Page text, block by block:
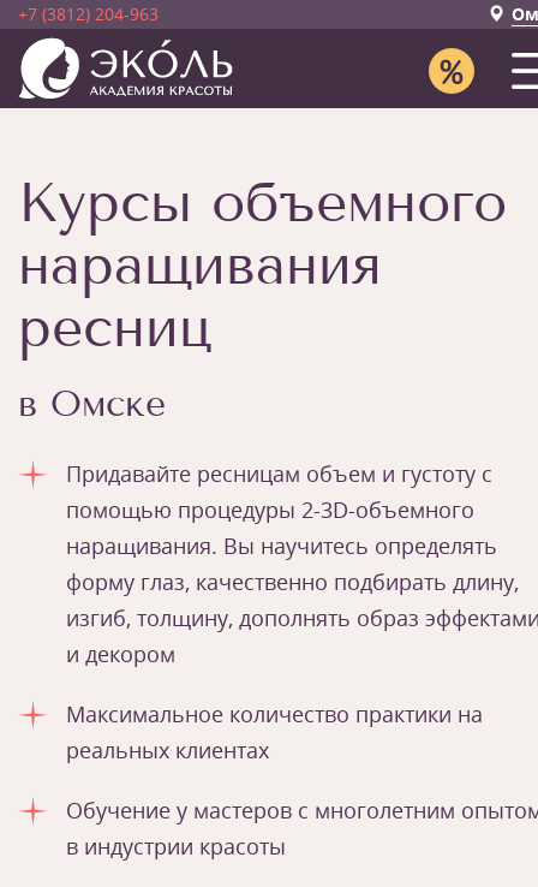
+7 (3812) 204-963
Курсы объемного
наращивания
ресниц
в Омске
Придавайте ресницам объем и густоту с
помощью процедуры 2-3D-объемного
наращивания. Вы научитесь определять
форму глаз, качественно подбирать длину,
изгиб, толщину, дополнять образ
и декором
Максимальное количество практики на
реальных клиентах
Обучение у мастеров с многолетним
в индустрии красоты